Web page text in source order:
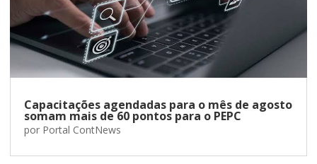
Capacitações agendadas para o mês de agosto
somam mais de 60 pontos para o PEPC
por Portal ContNews